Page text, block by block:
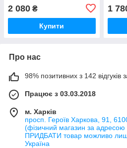
2 080 ₴
Купити
1
Про нас
98% позитивних з 142 відгуків
Працює з 03.03.2018
м. Харків
просп. Героїв Харкова, 91,
(фізичний магазин за адресою
ПРИДБАТИ товар можливо
Україна